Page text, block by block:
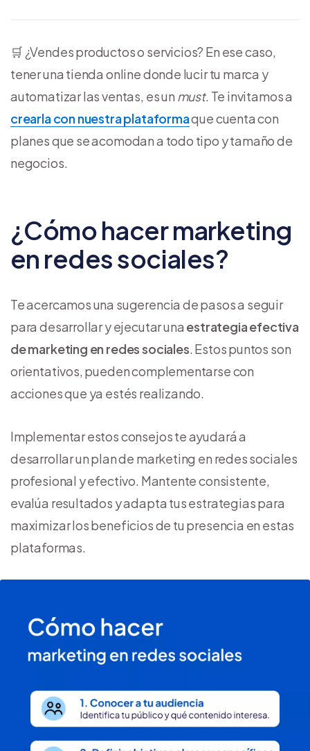
🛒 ¿Vendes productos o servicios? En ese caso,
tener una tienda online donde lucir tu marca y
automatizar las ventas, es un must. Te invitamos a
crearla con nuestra plataformaque cuenta con
planes que se acomodan a todo tipo y tamaño de
negocios.
¿Cómo hacer marketing
en redes sociales?
Te acercamos una sugerencia de pasos a seguir
para desarrollar y ejecutar una estrategia efectiva
de marketing en redes sociales. Estos puntos son
orientativos, pueden complementarse con
acciones que ya estés realizando.
Implementar estos consejos te ayudará a
desarrollar un plan de marketing en redes sociales
profesional y efectivo. Mantente consistente,
evalúa resultados y adapta tus estrategias para
maximizar los beneficios de tu presencia en estas
plataformas.